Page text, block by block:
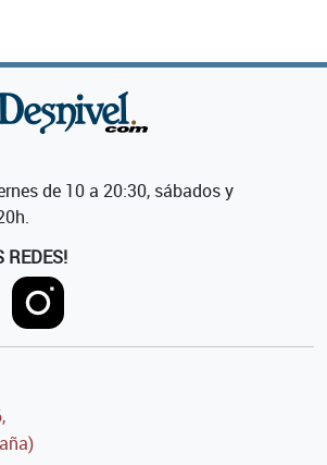
de 10 a 20:30, sábados y
REDES!